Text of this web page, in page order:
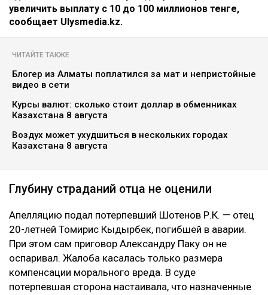
увеличить выплату с 10 до 100 миллионов тенге,
сообщает Ulysmedia.kz.
ЧИТАЙТЕ ТАКЖЕ
Блогер из Алматы поплатился за мат и непристойные
видео в сети
Курсы валют: сколько стоит доллар в обменниках
Казахстана 8 августа
Воздух может ухудшиться в нескольких городах
Казахстана 8 августа
Глубину страданий отца не оценили
Апелляцию подал потерпевший Шотенов Р.К. — отец
20-летней Томирис Кыдырбек, погибшей в аварии.
При этом сам приговор Александру Паку он не
оспаривал. Жалоба касалась только размера
компенсации морального вреда. В суде
потерпевшая сторона настаивала, что назначенные